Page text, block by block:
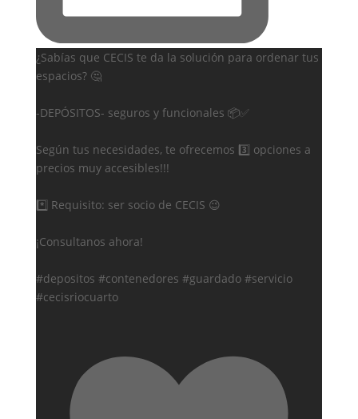
¿Sabías que CECIS te da la solución para ordenar tus
espacios? 🤔
-DEPÓSITOS- seguros y funcionales 📦✅
Según tus necesidades, te ofrecemos 3️⃣ opciones a
precios muy accesibles!!!
*️⃣ Requisito: ser socio de CECIS 😉
¡Consultanos ahora!
#depositos #contenedores #guardado #servicio
#cecisriocuarto